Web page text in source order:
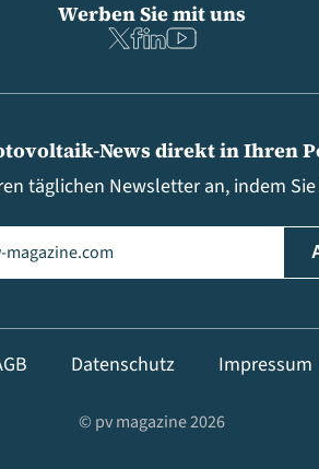
News direkt in Ihren
täglichen Newsletter an, indem
Werben Sie mit uns
Datenschutz Impressum
© pv magazine 2026